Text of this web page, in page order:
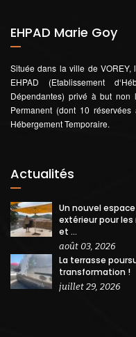
EHPAD Marie Goy
Située dans la ville de VOREY,
EHPAD (Etablissement
Dépendantes) privé à but
Permanent (dont 10
Hébergement Temporaire.
Actualités
Un nouvel
extérieur pour
et ...
août 03, 2026
La terrasse
transformation !
juillet 29, 2026